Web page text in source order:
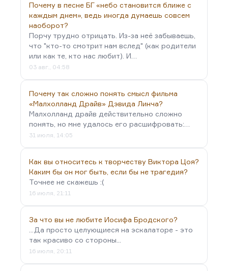
Почему в песне БГ «небо становится ближе с
каждым днем», ведь иногда думаешь совсем
наоборот?
Порчу трудно отрицать. Из-за неё забываешь,
что "кто-то смотрит нам вслед" (как родители
или как те, кто нас любит). И…
03 авг., 04:58
Почему так сложно понять смысл фильма
«Малхолланд Драйв» Дэвида Линча?
Малхолланд драйв действительно сложно
понять, но мне удалось его расшифровать:…
31 июля, 14:05
Как вы относитесь к творчеству Виктора Цоя?
Каким бы он мог быть, если бы не трагедия?
Точнее не скажешь :(
16 июля, 21:11
За что вы не любите Иосифа Бродского?
...Да просто целующиеся на эскалаторе - это
так красиво со стороны...
16 июля, 20:11